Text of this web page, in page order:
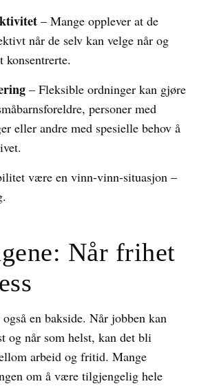
– Mange opplever at de
når de selv kan velge når og
konsentrerte.
– Fleksible ordninger kan gjøre
personer med
eller andre med spesielle behov å
være en vinn-vinn-situasjon –
Når frihet
en bakside. Når jobben kan
og når som helst, kan det bli
arbeid og fritid. Mange
om å være tilgjengelig hele